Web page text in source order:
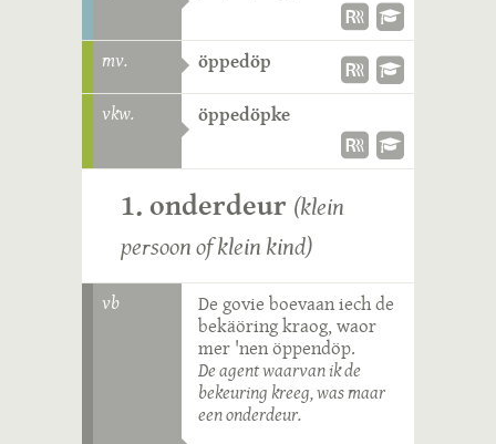
mv.
öppedöp
vkw.
öppedöpke
1. onderdeur (klein
persoon of klein kind)
vb
De govie boevaan iech de
bekäöring kraog, waor
mer 'nen öppendöp.
De agent waarvan ik de
bekeuring kreeg, was maar
een onderdeur.